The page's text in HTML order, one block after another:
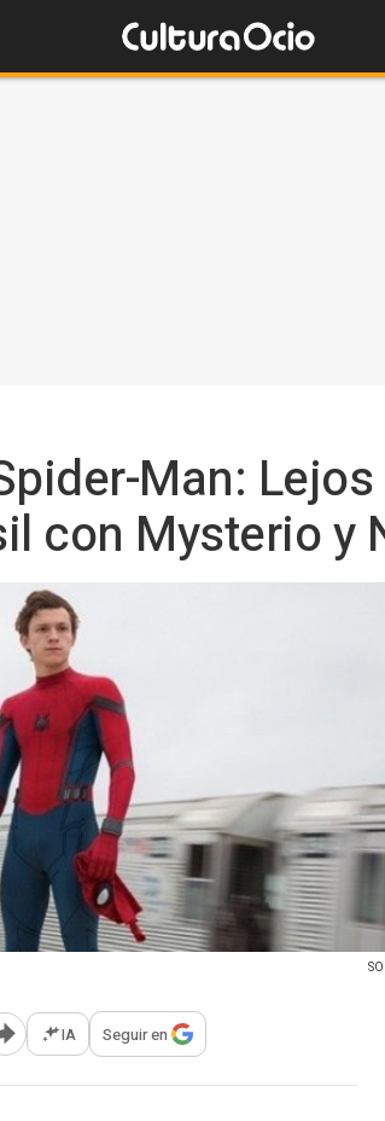
Man:
con Mysterio y
Abrir opciones para compartir
IA Seguir en